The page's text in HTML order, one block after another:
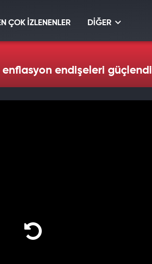
ÇOK İZLENENLER DİĞER
enflasyon endişeleri güçlendi